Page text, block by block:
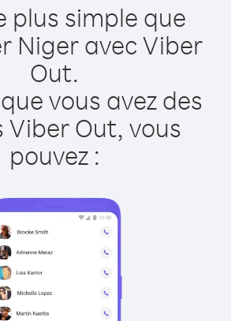
plus simple que
Niger avec Viber
Out.
vous avez des
Viber Out, vous
pouvez :